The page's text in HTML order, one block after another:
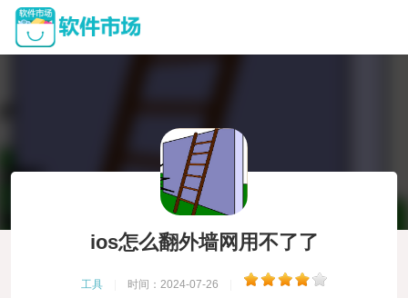
ios怎么翻外墙网用不了了
工具 时间：2024-07-26